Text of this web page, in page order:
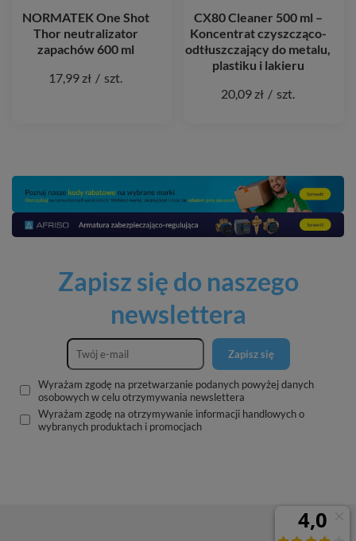
NORMATEK One Shot
Thor neutralizator
zapachów 600 ml
17,99 zł / szt.
CX80 Cleaner 500 ml –
Koncentrat czyszcząco-
odtłuszczający do metalu,
plastiku i lakieru
20,09 zł / szt.
Zapisz się do naszego
newslettera
Zapisz się
Wyrażam zgodę na przetwarzanie podanych powyżej danych
osobowych w celu otrzymywania newslettera
Wyrażam zgodę na otrzymywanie informacji handlowych o
wybranych produktach i promocjach